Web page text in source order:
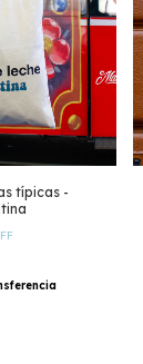
típicas -